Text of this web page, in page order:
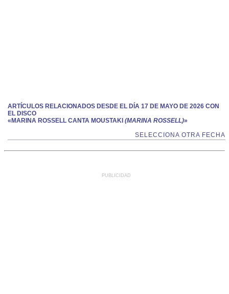
ARTÍCULOS RELACIONADOS DESDE EL DÍA 17 DE MAYO DE 2026 CON
EL DISCO
«MARINA ROSSELL CANTA MOUSTAKI (MARINA ROSSELL)»
SELECCIONA OTRA FECHA
PUBLICIDAD